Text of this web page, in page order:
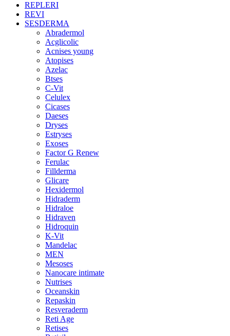
REPLERI
REVI
SESDERMA
Abradermol
Acglicolic
Acnises young
Atopises
Azelac
Btses
C-Vit
Celulex
Cicases
Daeses
Dryses
Estryses
Exoses
Factor G Renew
Ferulac
Fillderma
Glicare
Hexidermol
Hidraderm
Hidraloe
Hidraven
Hidroquin
K-Vit
Mandelac
MEN
Mesoses
Nanocare intimate
Nutrises
Oceanskin
Repaskin
Resveraderm
Reti Age
Retises